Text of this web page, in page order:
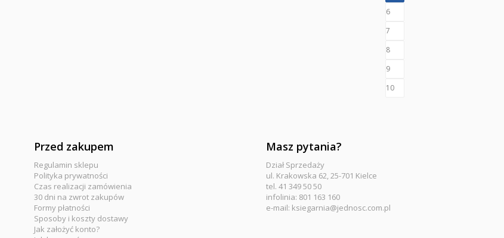
6
7
8
9
10
Przed zakupem
Regulamin sklepu
Polityka prywatności
Czas realizacji zamówienia
30 dni na zwrot zakupów
Formy płatności
Sposoby i koszty dostawy
Jak założyć konto?
Masz pytania?
Dział Sprzedaży
ul. Krakowska 62, 25-701 Kielce
tel. 41 349 50 50
infolinia: 801 163 160
e-mail: ksiegarnia@jednosc.com.pl